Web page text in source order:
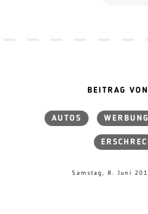
BEITRAG
AUTOS WERBUNG
Samstag, 8. Juni